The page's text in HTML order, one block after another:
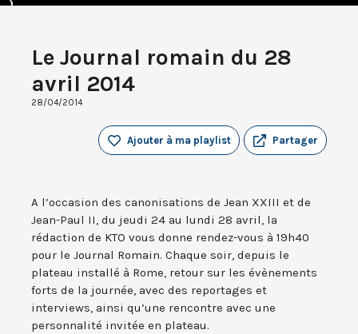
Le Journal romain du 28
avril 2014
28/04/2014
Partager
Ajouter à ma playlist
A l’occasion des canonisations de Jean XXIII et de
Jean-Paul II, du jeudi 24 au lundi 28 avril, la
rédaction de KTO vous donne rendez-vous à 19h40
pour le Journal Romain. Chaque soir, depuis le
plateau installé à Rome, retour sur les évènements
forts de la journée, avec des reportages et
interviews, ainsi qu’une rencontre avec une
personnalité invitée en plateau.